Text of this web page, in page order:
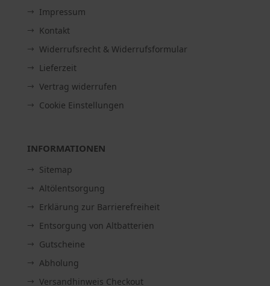
Impressum
Kontakt
Widerrufsrecht & Widerrufsformular
Lieferzeit
Vertrag widerrufen
Cookie Einstellungen
INFORMATIONEN
Sitemap
Altölentsorgung
Erklärung zur Barrierefreiheit
Entsorgung von Altbatterien
Gutscheine
Abholung
Versandhinweis Checkout